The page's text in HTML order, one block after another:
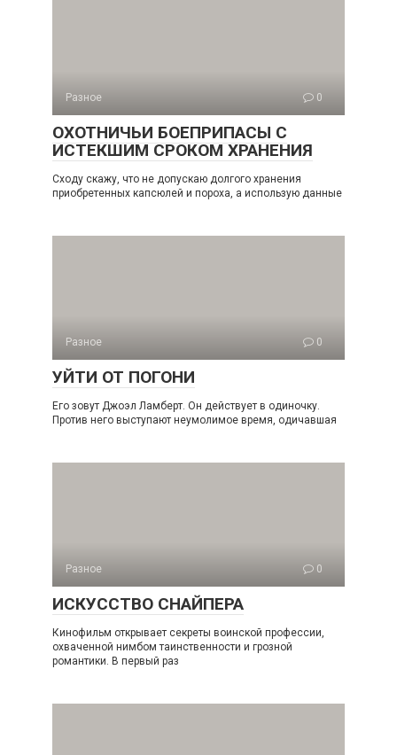
Разное 0
ОХОТНИЧЬИ БОЕПРИПАСЫ С
ИСТЕКШИМ СРОКОМ ХРАНЕНИЯ
Сходу скажу, что не допускаю долгого хранения
приобретенных капсюлей и пороха, а использую данные
Разное 0
УЙТИ ОТ ПОГОНИ
Его зовут Джоэл Ламберт. Он действует в одиночку.
Против него выступают неумолимое время, одичавшая
Разное 0
ИСКУССТВО СНАЙПЕРА
Кинофильм открывает секреты воинской профессии,
охваченной нимбом таинственности и грозной
романтики. В первый раз